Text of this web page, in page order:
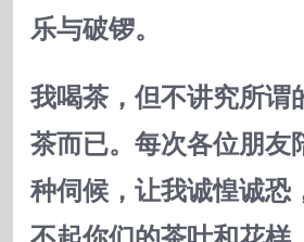
乐与破锣。
我喝茶，但不讲究所谓
茶而已。每次各位朋友
种伺候，让我诚惶诚恐